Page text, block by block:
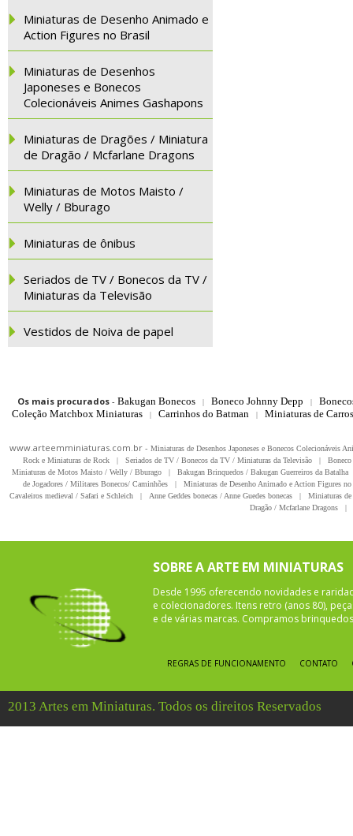
Miniaturas de Desenho Animado e
Action Figures no Brasil
Miniaturas de Desenhos
Japoneses e Bonecos
Colecionáveis Animes Gashapons
Miniaturas de Dragões / Miniatura
de Dragão / Mcfarlane Dragons
Miniaturas de Motos Maisto /
Welly / Bburago
Miniaturas de ônibus
Seriados de TV / Bonecos da TV /
Miniaturas da Televisão
Vestidos de Noiva de papel
Os mais procurados- Bakugan Bonecos | Boneco Johnny Depp |
Coleção Matchbox Miniaturas
| Carrinhos do Batman | Miniaturas de
www.arteemminiaturas.com.br - Miniaturas de Desenhos Japoneses e Bonecos Colecionáveis
Rock e Miniaturas de Rock
| Seriados de TV / Bonecos da TV / Miniaturas da Televisão |
Miniaturas de Motos Maisto / Welly / Bburago
| Bakugan Brinquedos / Bakugan Guerreiros da Batalha
de Jogadores / Militares Bonecos/ Caminhões
|
Miniaturas de Desenho Animado e Action Figures
Cavaleiros medieval / Safari e Schleich
| Anne Geddes bonecas / Anne Guedes bonecas |
Miniaturas
Dragão / Mcfarlane Dragons
|
SOBRE A ARTE EM MINIATURAS
Desde 1995 oferecendo novidades e
e colecionadores. Itens retro (anos 80),
e de várias marcas. Compramos
REGRAS DE FUNCIONAMENTO CONTATO
2013 Artes em Miniaturas. Todos os direitos Reservados